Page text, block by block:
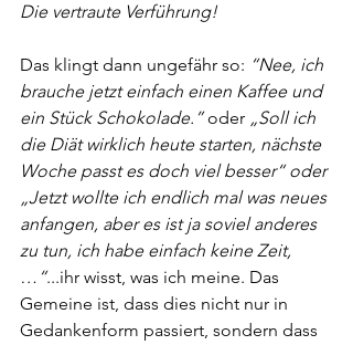
Die vertraute Verführung!
Das klingt dann ungefähr so: “Nee, ich
brauche jetzt einfach einen Kaffee und
ein Stück Schokolade.” oder „Soll ich
die Diät wirklich heute starten, nächste
Woche passt es doch viel besser“ oder
„Jetzt wollte ich endlich mal was neues
anfangen, aber es ist ja soviel anderes
zu tun, ich habe einfach keine Zeit,
…“...ihr wisst, was ich meine. Das
Gemeine ist, dass dies nicht nur in
Gedankenform passiert, sondern dass